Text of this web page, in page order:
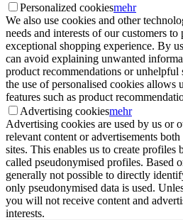
Personalized cookiesmehr
We also use cookies and other
needs and interests of our customers
exceptional shopping experience. By
can avoid explaining unwanted
product recommendations or
the use of personalised cookies allows
features such as product
Advertising cookiesmehr
Advertising cookies are used by us or
relevant content or advertisements
sites. This enables us to create profiles
called pseudonymised profiles. Based
generally not possible to directly
only pseudonymised data is used.
you will not receive content and
interests.